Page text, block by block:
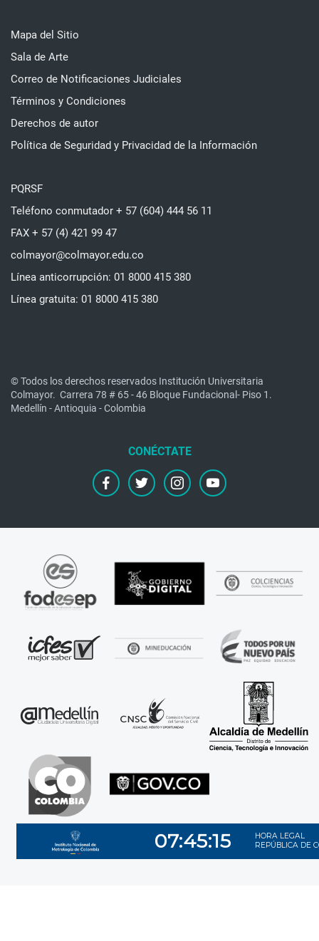
Mapa del Sitio
Sala de Arte
Correo de Notificaciones Judiciales
Términos y Condiciones
Derechos de autor
Política de Seguridad y Privacidad de la Información
PQRSF
Teléfono conmutador + 57 (604) 444 56 11
FAX + 57 (4) 421 99 47
colmayor@colmayor.edu.co
Línea anticorrupción: 01 8000 415 380
Línea gratuita: 01 8000 415 380
© Todos los derechos reservados Institución Universitaria
Colmayor. Carrera 78 # 65 - 46 Bloque Fundacional- Piso 1.
Medellín - Antioquia - Colombia